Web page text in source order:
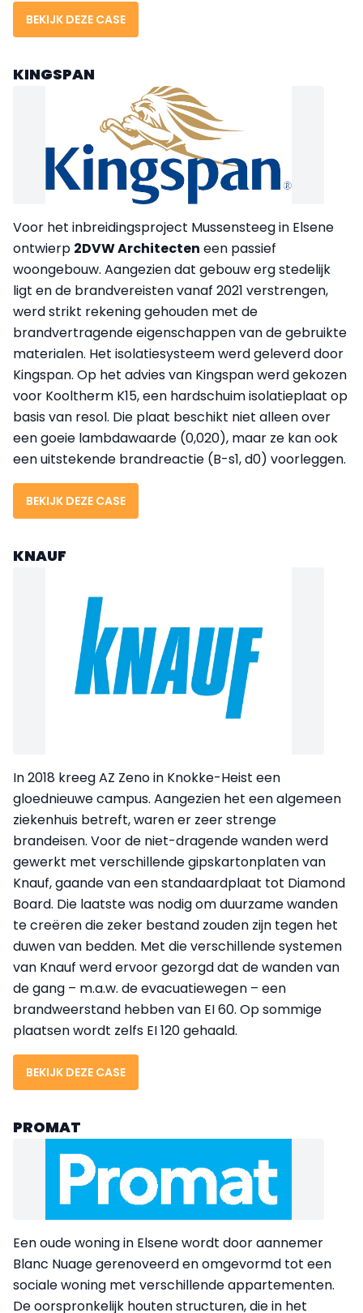
BEKIJK DEZE CASE
KINGSPAN
Voor het inbreidingsproject Mussensteeg in Elsene
ontwierp 2DVW Architecten een passief
woongebouw. Aangezien dat gebouw erg stedelijk
ligt en de brandvereisten vanaf 2021 verstrengen,
werd strikt rekening gehouden met de
brandvertragende eigenschappen van de gebruikte
materialen. Het isolatiesysteem werd geleverd door
Kingspan. Op het advies van Kingspan werd gekozen
voor Kooltherm K15, een hardschuim isolatieplaat op
basis van resol. Die plaat beschikt niet alleen over
een goeie lambdawaarde (0,020), maar ze kan ook
een uitstekende brandreactie (B-s1, d0) voorleggen.
BEKIJK DEZE CASE
KNAUF
In 2018 kreeg AZ Zeno in Knokke-Heist een
gloednieuwe campus. Aangezien het een algemeen
ziekenhuis betreft, waren er zeer strenge
brandeisen. Voor de niet-dragende wanden werd
gewerkt met verschillende gipskartonplaten van
Knauf, gaande van een standaardplaat tot Diamond
Board. Die laatste was nodig om duurzame wanden
te creëren die zeker bestand zouden zijn tegen het
duwen van bedden. Met die verschillende systemen
van Knauf werd ervoor gezorgd dat de wanden van
de gang – m.a.w. de evacuatiewegen – een
brandweerstand hebben van EI 60. Op sommige
plaatsen wordt zelfs EI 120 gehaald.
BEKIJK DEZE CASE
PROMAT
Een oude woning in Elsene wordt door aannemer
Blanc Nuage gerenoveerd en omgevormd tot een
sociale woning met verschillende appartementen.
De oorspronkelijk houten structuren, die in het